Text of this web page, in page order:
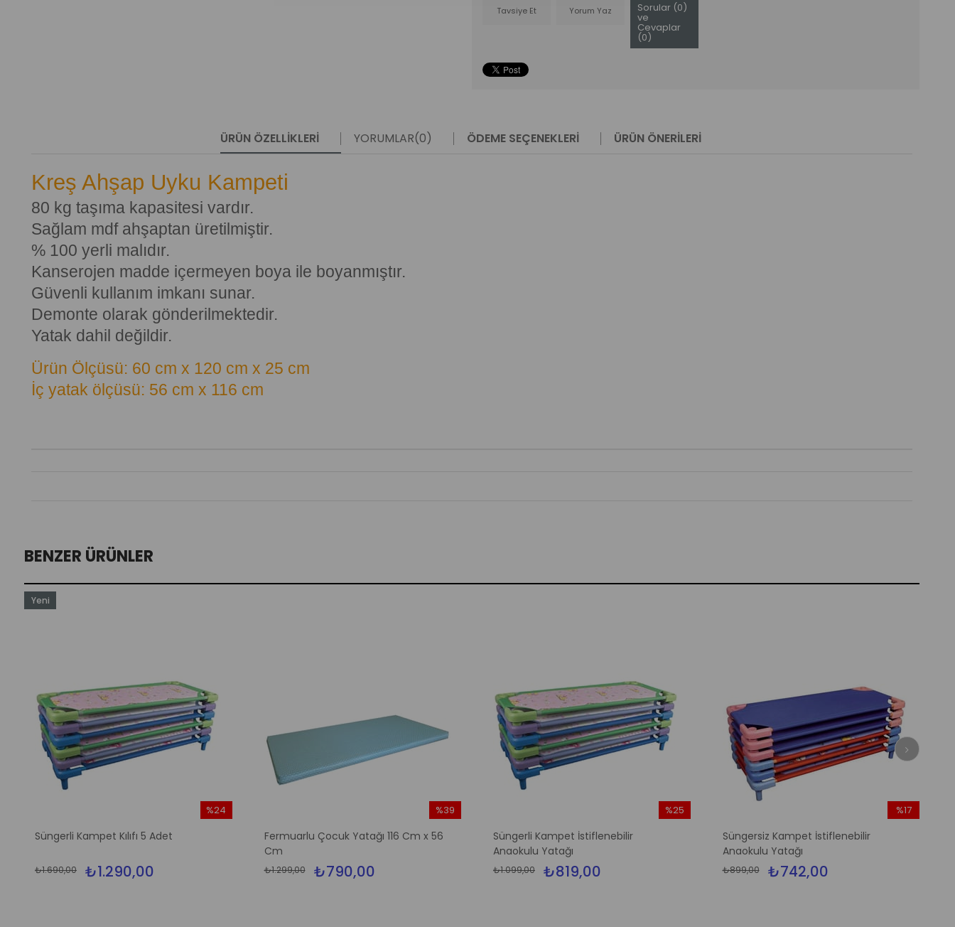
Tavsiye Et Yorum Yaz Sorular (0)
ve
Cevaplar
(0)
ÜRÜN ÖZELLIKLERI YORUMLAR(0) ÖDEME SEÇENEKLERI ÜRÜN ÖNERILERI
Kreş Ahşap Uyku Kampeti
80 kg taşıma kapasitesi vardır.
Sağlam mdf ahşaptan üretilmiştir.
% 100 yerli malıdır.
Kanserojen madde içermeyen boya ile boyanmıştır.
Güvenli kullanım imkanı sunar.
Demonte olarak gönderilmektedir.
Yatak dahil değildir.
Ürün Ölçüsü: 60 cm x 120 cm x 25 cm
İç yatak ölçüsü: 56 cm x 116 cm
BENZER ÜRÜNLER
Süngerli Kampet Kılıfı 5 Adet
₺1.290,00
₺1.690,00
%24
Yeni
Fermuarlu Çocuk Yatağı 116 Cm x 56
Cm
₺790,00
₺1.299,00
%39
Süngerli Kampet İstiflenebilir
Anaokulu Yatağı
₺819,00
₺1.099,00
%25
Süngersiz Kampet İstiflenebilir
Anaokulu Yatağı
₺742,00
₺899,00
%17